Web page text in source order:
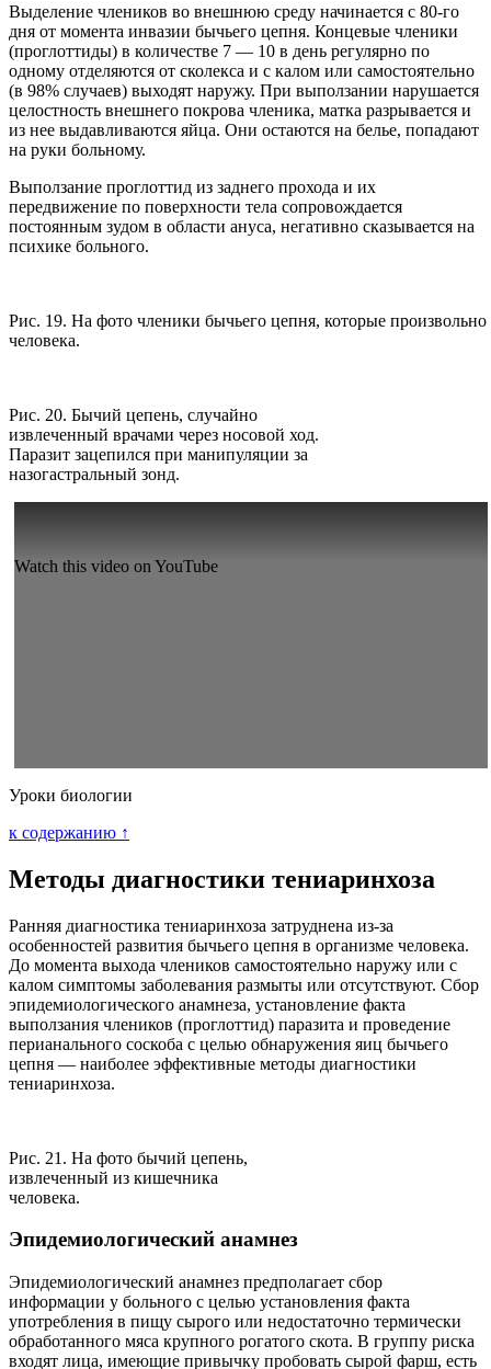
Выделение члеников во внешнюю среду начинается с 80-го
дня от момента инвазии бычьего цепня. Концевые членики
(проглоттиды) в количестве 7 — 10 в день регулярно по
одному отделяются от сколекса и с калом или самостоятельно
(в 98% случаев) выходят наружу. При выползании нарушается
целостность внешнего покрова членика, матка разрывается и
из нее выдавливаются яйца. Они остаются на белье, попадают
на руки больному.
Выползание проглоттид из заднего прохода и их
передвижение по поверхности тела сопровождается
постоянным зудом в области ануса, негативно сказывается на
психике больного.
Рис. 19. На фото членики бычьего цепня, которые
человека.
Рис. 20. Бычий цепень, случайно
извлеченный врачами через носовой ход.
Паразит зацепился при манипуляции за
назогастральный зонд.
Watch this video on YouTube
Уроки биологии
к содержанию ↑
Методы диагностики тениаринхоза
Ранняя диагностика тениаринхоза затруднена из-за
особенностей развития бычьего цепня в организме человека.
До момента выхода члеников самостоятельно наружу или с
калом симптомы заболевания размыты или отсутствуют. Сбор
эпидемиологического анамнеза, установление факта
выползания члеников (проглоттид) паразита и проведение
перианального соскоба с целью обнаружения яиц бычьего
цепня — наиболее эффективные методы диагностики
тениаринхоза.
Рис. 21. На фото бычий цепень,
извлеченный из кишечника
человека.
Эпидемиологический анамнез
Эпидемиологический анамнез предполагает сбор
информации у больного с целью установления факта
употребления в пищу сырого или недостаточно термически
обработанного мяса крупного рогатого скота. В группу риска
входят лица, имеющие привычку пробовать сырой фарш, есть